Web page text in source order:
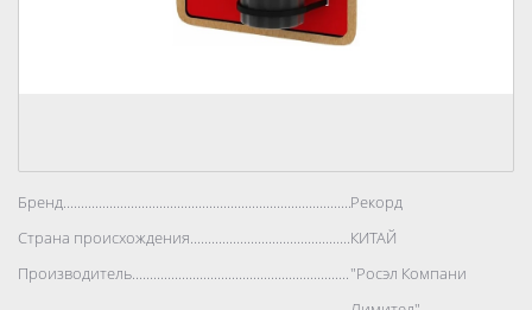
Бренд..................................................................................Рекорд
Страна происхождения..................................................................................
КИТАЙ
Производитель..................................................................................
"Росэл Компани